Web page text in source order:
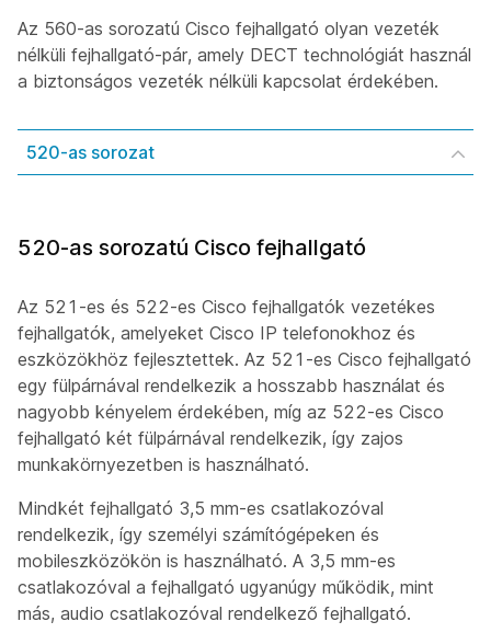
Az 560-as sorozatú Cisco fejhallgató olyan vezeték
nélküli fejhallgató-pár, amely DECT technológiát használ
a biztonságos vezeték nélküli kapcsolat érdekében.
520-as sorozat
520-as sorozatú Cisco fejhallgató
Az 521-es és 522-es Cisco fejhallgatók vezetékes
fejhallgatók, amelyeket Cisco IP telefonokhoz és
eszközökhöz fejlesztettek. Az 521-es Cisco fejhallgató
egy fülpárnával rendelkezik a hosszabb használat és
nagyobb kényelem érdekében, míg az 522-es Cisco
fejhallgató két fülpárnával rendelkezik, így zajos
munkakörnyezetben is használható.
Mindkét fejhallgató 3,5 mm-es csatlakozóval
rendelkezik, így személyi számítógépeken és
mobileszközökön is használható. A 3,5 mm-es
csatlakozóval a fejhallgató ugyanúgy működik, mint
más, audio csatlakozóval rendelkező fejhallgató.